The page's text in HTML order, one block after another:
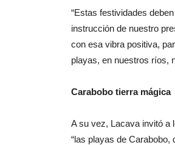
“Estas festividades
instrucción de nuestro
con esa vibra positiva,
playas, en nuestros ríos,
Carabobo tierra mágica
A su vez, Lacava invitó a
“las playas de